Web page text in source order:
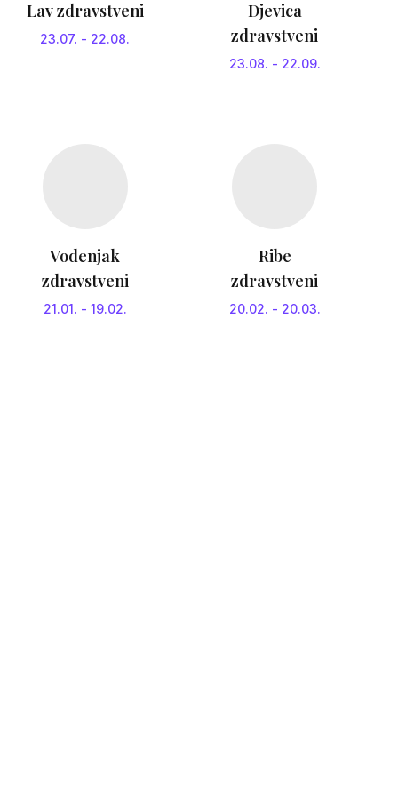
Lav zdravstveni
23.07. - 22.08.
Djevica
zdravstveni
23.08. - 22.09.
Vodenjak
zdravstveni
21.01. - 19.02.
Ribe
zdravstveni
20.02. - 20.03.